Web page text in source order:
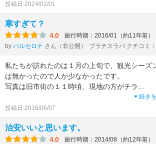
投稿日:2024/02/01
寒すぎて？
4.0 旅行時期：2016/01（約11年前）
by バルセロナ さん（非公開） ブラチスラバ クチコミ
私たちが訪れたのは１月の上旬で、観光シーズ
は無かったので人が少なかったです。
写真は旧市街の１１時頃、現地の方がチラ
続き
投稿日:2016/06/07
治安いいと思います。
4.0 旅行時期：2014/08（約12年前）